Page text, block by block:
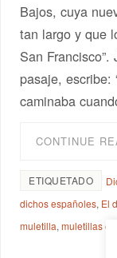
Bajos, cuya
tan largo y que
San
pasaje, escribe:
caminaba
CONTINUE
ETIQUETADO
dichos españoles, El
muletilla,muletillas en